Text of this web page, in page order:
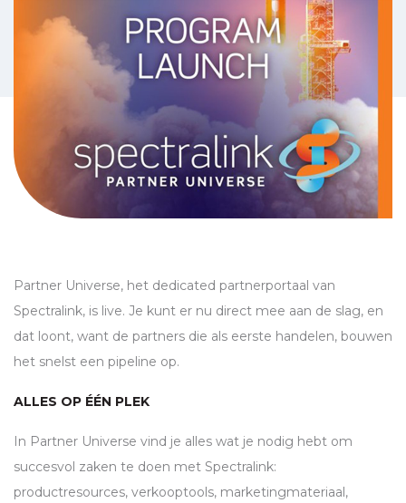
Partner Universe, het dedicated partnerportaal van
Spectralink, is live. Je kunt er nu direct mee aan de slag, en
dat loont, want de partners die als eerste handelen, bouwen
het snelst een pipeline op.
ALLES OP ÉÉN PLEK
In Partner Universe vind je alles wat je nodig hebt om
succesvol zaken te doen met Spectralink:
productresources, verkooptools, marketingmateriaal,